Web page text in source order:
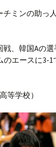
チミンの助っ
、韓国Aの選
のエースに3-
等学校）